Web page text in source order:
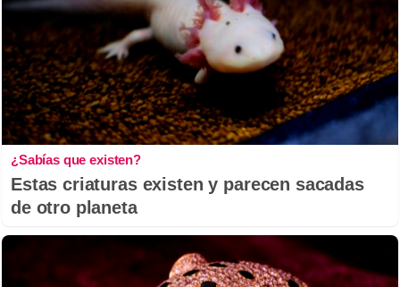
¿Sabías que existen?
Estas criaturas existen y parecen sacadas
de otro planeta